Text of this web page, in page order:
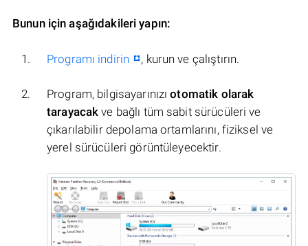
Bunun için aşağıdakileri yapın:
Programı indirin , kurun ve çalıştırın.
Program, bilgisayarınızıotomatik olarak
tarayacak ve bağlı tüm sabit sürücüleri ve
çıkarılabilir depolama ortamlarını, fiziksel ve
yerel sürücüleri görüntüleyecektir.